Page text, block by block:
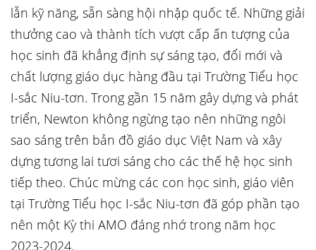
lẫn kỹ năng, sẵn sàng hội nhập quốc tế. Những giải
thưởng cao và thành tích vượt cấp ấn tượng của
học sinh đã khẳng định sự sáng tạo, đổi mới và
chất lượng giáo dục hàng đầu tại Trường Tiểu học
I-sắc Niu-tơn. Trong gần 15 năm gây dựng và phát
triển, Newton không ngừng tạo nên những ngôi
sao sáng trên bản đồ giáo dục Việt Nam và xây
dựng tương lai tươi sáng cho các thế hệ học sinh
tiếp theo. Chúc mừng các con học sinh, giáo viên
tại Trường Tiểu học I-sắc Niu-tơn đã góp phần tạo
nên một Kỳ thi AMO đáng nhớ trong năm học
2023-2024.